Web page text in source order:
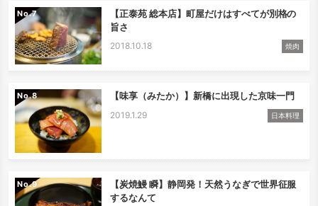
No.
【正泰苑 総本店】町屋だけはすべてが別格の
旨さ
2018.10.18 焼肉
No. 【味享（みたか）】新橋に出現した京味一門
2019.1.29 日本料理
No.
【炭焼鰻 瞬】静岡発！天然うなぎで世界征服
するなんて